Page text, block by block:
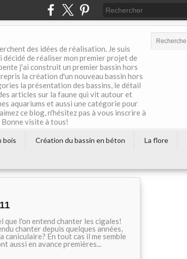
des idées de réalisation. Je suis
de réaliser mon premier projet de
j'ai construit un premier bassin hors
la création d'un nouveau bassin hors
la présentation des bassins, le détail
articles sur la faune qui vit autour et
aquariums et aussi une catégorie pour
ce blog, n'hésitez pas à vous inscrire à
visite à tous!
bois Création du bassin en béton La flore
que l'on entend chanter les cigales!
chanter depuis quelques années,
caniculaire? En tout cas il me semble
aussi en avance premières...